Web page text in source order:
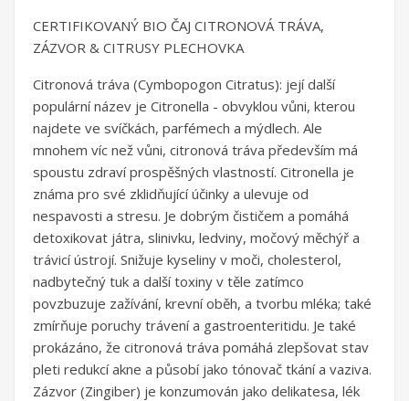
CERTIFIKOVANÝ BIO ČAJ CITRONOVÁ TRÁVA,
ZÁZVOR & CITRUSY PLECHOVKA
Citronová tráva (Cymbopogon Citratus): její další
populární název je Citronella - obvyklou vůni, kterou
najdete ve svíčkách, parfémech a mýdlech. Ale
mnohem víc než vůni, citronová tráva především má
spoustu zdraví prospěšných vlastností. Citronella je
známa pro své zklidňující účinky a ulevuje od
nespavosti a stresu. Je dobrým čističem a pomáhá
detoxikovat játra, slinivku, ledviny, močový měchýř a
trávicí ústrojí. Snižuje kyseliny v moči, cholesterol,
nadbytečný tuk a další toxiny v těle zatímco
povzbuzuje zažívání, krevní oběh, a tvorbu mléka; také
zmírňuje poruchy trávení a gastroenteritidu. Je také
prokázáno, že citronová tráva pomáhá zlepšovat stav
pleti redukcí akne a působí jako tónovač tkání a vaziva.
Zázvor (Zingiber) je konzumován jako delikatesa, lék